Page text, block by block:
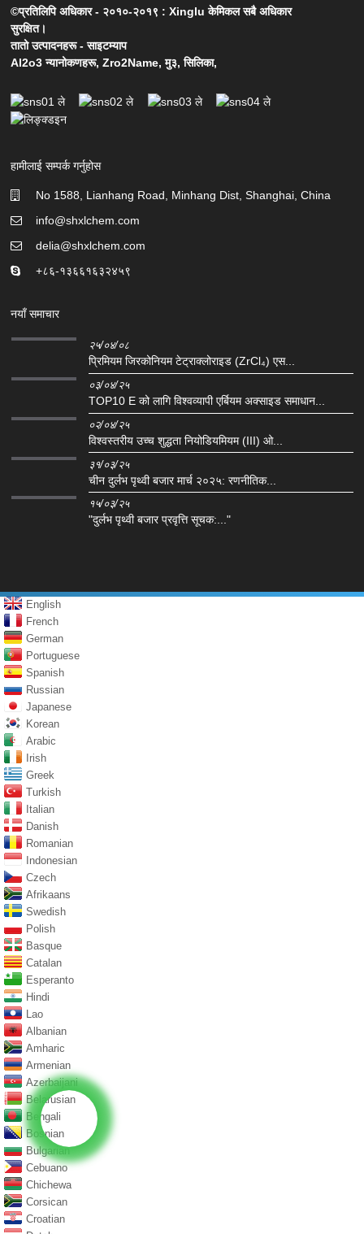
©प्रतिलिपि अधिकार - २०१०-२०१९ : Xinglu केमिकल सबै अधिकार
सुरक्षित।
तातो उत्पादनहरू-साइटम्याप
Al2o3 न्यानोकणहरू,Zro2Name,मु३,सिलिका,
हामीलाई सम्पर्क गर्नुहोस
No 1588, Lianhang Road, Minhang Dist, Shanghai, China
info@shxlchem.com
delia@shxlchem.com
+८६-१३६६१६३२४५९
नयाँ समाचार
२५/०४/०८
प्रिमियम जिरकोनियम टेट्राक्लोराइड (ZrCl₄) एस...
०३/०४/२५
TOP10 E को लागि विश्वव्यापी एर्बियम अक्साइड समाधान...
०२/०४/२५
विश्वस्तरीय उच्च शुद्धता नियोडियमियम (III) ओ...
३१/०३/२५
चीन दुर्लभ पृथ्वी बजार मार्च २०२५: रणनीतिक...
१५/०३/२५
"दुर्लभ पृथ्वी बजार प्रवृत्ति सूचक:..."
English
French
German
Portuguese
Spanish
Russian
Japanese
Korean
Arabic
Irish
Greek
Turkish
Italian
Danish
Romanian
Indonesian
Czech
Afrikaans
Swedish
Polish
Basque
Catalan
Esperanto
Hindi
Lao
Albanian
Amharic
Armenian
Azerbaijani
Belarusian
Bengali
Bosnian
Bulgarian
Cebuano
Chichewa
Corsican
Croatian